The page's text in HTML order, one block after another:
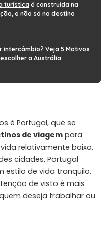
turísticaé construída na
e não só no destino
intercâmbio? Veja 5 Motivos
a Austrália
é Portugal, que se
de viagem para
relativamente baixo,
cidades, Portugal
estilo de vida tranquilo.
de visto é mais
deseja trabalhar ou